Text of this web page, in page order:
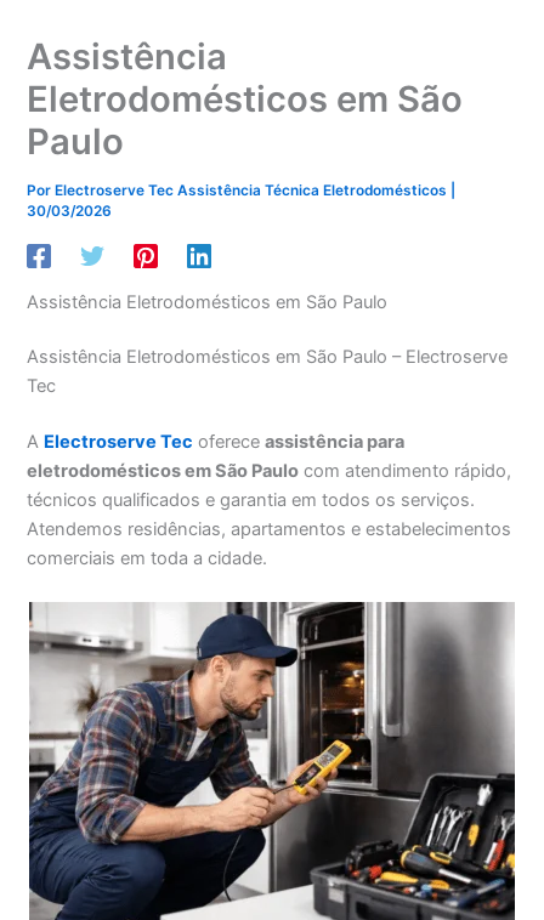
Assistência
Eletrodomésticos em São
Paulo
Por Electroserve Tec Assistência Técnica Eletrodomésticos
30/03/2026
Assistência Eletrodomésticos em São Paulo
Assistência Eletrodomésticos em São Paulo – Electroserve
Tec
A Electroserve Tec ofereceassistência para
eletrodomésticos em São Paulo com atendimento rápido,
técnicos qualificados e garantia em todos os serviços.
Atendemos residências, apartamentos e estabelecimentos
comerciais em toda a cidade.